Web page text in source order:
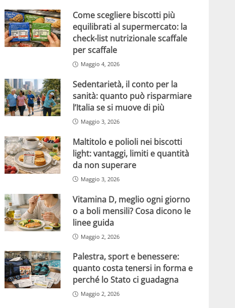
Come scegliere biscotti più
equilibrati al supermercato: la
check-list nutrizionale scaffale
per scaffale
Maggio 4, 2026
Sedentarietà, il conto per la
sanità: quanto può risparmiare
l’Italia se si muove di più
Maggio 3, 2026
Maltitolo e polioli nei biscotti
light: vantaggi, limiti e quantità
da non superare
Maggio 3, 2026
Vitamina D, meglio ogni giorno
o a boli mensili? Cosa dicono le
linee guida
Maggio 2, 2026
Palestra, sport e benessere:
quanto costa tenersi in forma e
perché lo Stato ci guadagna
Maggio 2, 2026